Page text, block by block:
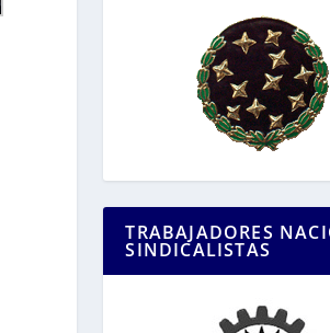
TRABAJADORES
SINDICALISTAS